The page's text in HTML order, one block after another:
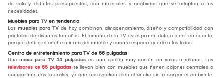
de sala y distintos presupuestos, con materiales y acabados que se adaptan a tus
necesidades.
Muebles para TV en tendencia
Los muebles para TV de hoy combinan almacenamiento, diseño y compatibilidad con
pantallas de distintos tamaños. El tamaño de la TV es el primer dato a tener en cuenta,
porque define el ancho mínimo del mueble y cuánto espacio queda a los lados.
Centro de entretenimiento para TV de 55 pulgadas
Una mesa para TV 55 pulgadas es una opción muy común en salas medianas. Los
televisores de 55 pulgadas se llevan bien con muebles que tienen cajones centrales o
compartimentos laterales, ya que aprovechan bien el ancho sin recargar el ambiente.